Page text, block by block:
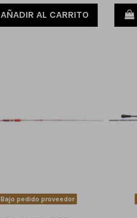
AÑADIR AL CARRITO
Bajo pedido proveedor